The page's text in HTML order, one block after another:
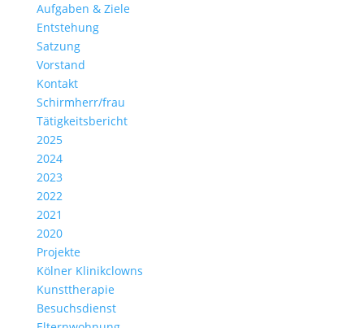
Aufgaben & Ziele
Entstehung
Satzung
Vorstand
Kontakt
Schirmherr/frau
Tätigkeitsbericht
2025
2024
2023
2022
2021
2020
Projekte
Kölner Klinikclowns
Kunsttherapie
Besuchsdienst